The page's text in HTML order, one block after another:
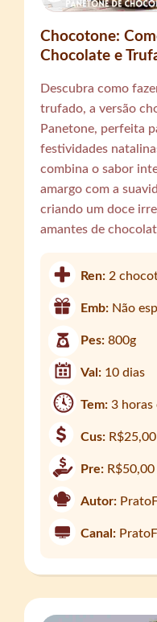
Chocotone:
Chocolate e
Descubra como
trufado, a versão
Panetone, perfeita
festividades
combina o sabor
amargo com a
criando um doce
amantes de
Ren: 2
Emb: Não
Pes:800g
Val: 10 dias
Tem:3 horas
Cus: R$25,00
Pre: R$50,00
Autor:
Canal: